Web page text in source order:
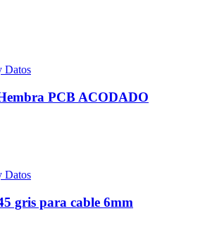
Datos
PCB ACODADO
Datos
gris para cable 6mm